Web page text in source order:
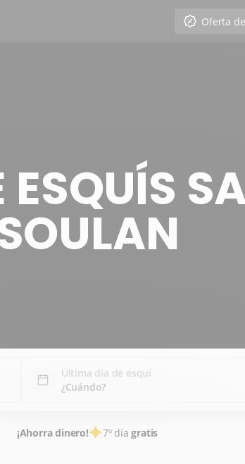
Oferta
ESQUÍS
Última día de esquí
¡Ahorra dinero! 7º díagratis